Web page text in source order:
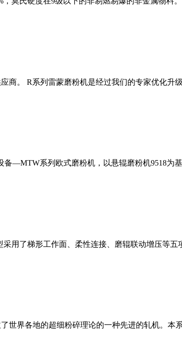
商。 R系列雷蒙磨粉机是经过我们的专家优化升
—MTW系列欧式磨粉机，以悬辊磨粉机9518为
用了梯形工作面、柔性连接、磨辊联动增压等
世界各地的超细粉碎理论的一种先进的轧机。本